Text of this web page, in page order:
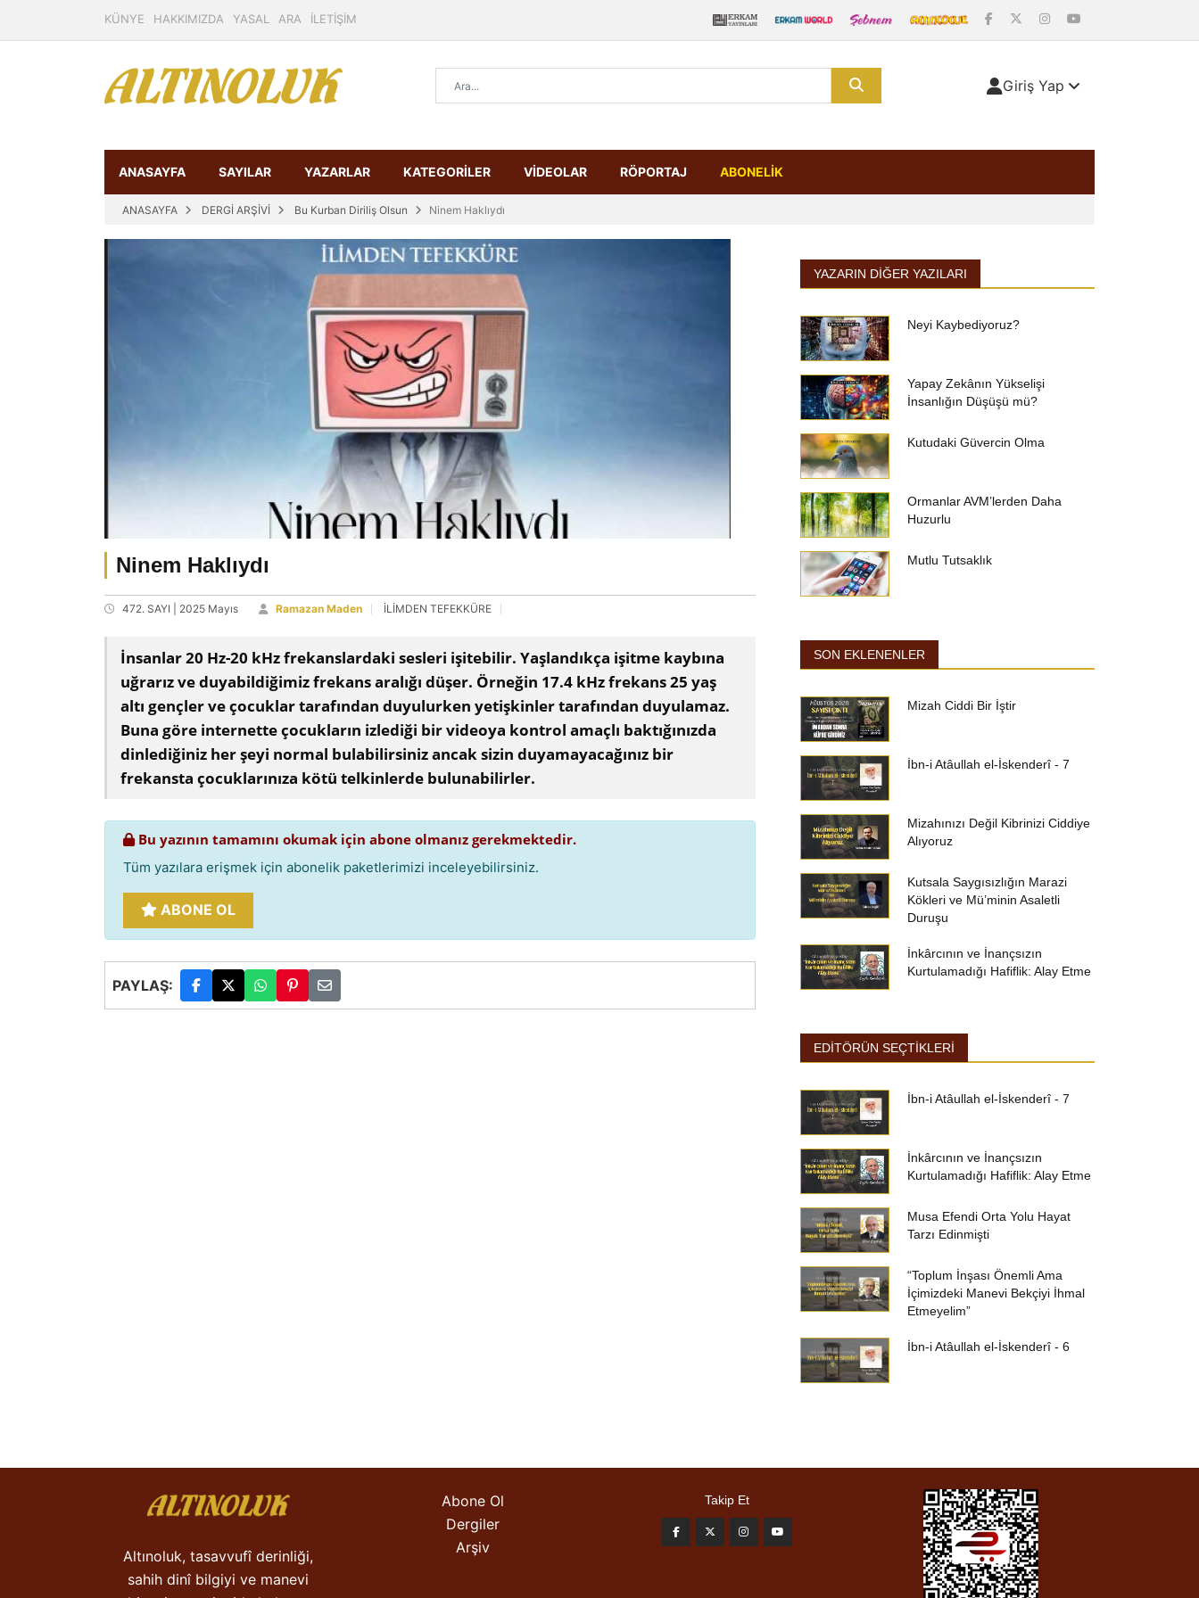
KÜNYE HAKKIMIZDA YASAL ARA İLETİŞİM
Giriş Yap
ANASAYFA SAYILAR YAZARLAR KATEGORİLER VİDEOLAR RÖPORTAJ ABONELİK
ANASAYFA DERGİ ARŞİVİ Bu Kurban Diriliş Olsun Ninem Haklıydı
Ninem Haklıydı
472. SAYI | 2025 Mayıs Ramazan Maden İLİMDEN TEFEKKÜRE
İnsanlar 20 Hz-20 kHz frekanslardaki sesleri işitebilir. Yaşlandıkça işitme kaybına
uğrarız ve duyabildiğimiz frekans aralığı düşer. Örneğin 17.4 kHz frekans 25 yaş
altı gençler ve çocuklar tarafından duyulurken yetişkinler tarafından duyulamaz.
Buna göre internette çocukların izlediği bir videoya kontrol amaçlı baktığınızda
dinlediğiniz her şeyi normal bulabilirsiniz ancak sizin duyamayacağınız bir
frekansta çocuklarınıza kötü telkinlerde bulunabilirler.
Bu yazının tamamını okumak için abone olmanız gerekmektedir.
Tüm yazılara erişmek için abonelik paketlerimizi inceleyebilirsiniz.
ABONE OL
PAYLAŞ:
YAZARIN DIĞER YAZILARI
Neyi Kaybediyoruz?
Yapay Zekânın Yükselişi
İnsanlığın Düşüşü mü?
Kutudaki Güvercin Olma
Ormanlar AVM’lerden Daha
Huzurlu
Mutlu Tutsaklık
SON EKLENENLER
Mizah Ciddi Bir İştir
İbn-i Atâullah el-İskenderî - 7
Mizahınızı Değil Kibrinizi Ciddiye
Alıyoruz
Kutsala Saygısızlığın Marazi
Kökleri ve Mü’minin Asaletli
Duruşu
İnkârcının ve İnançsızın
Kurtulamadığı Hafiflik: Alay Etme
EDİTÖRÜN SEÇTİKLERİ
İbn-i Atâullah el-İskenderî - 7
İnkârcının ve İnançsızın
Kurtulamadığı Hafiflik: Alay Etme
Musa Efendi Orta Yolu Hayat
Tarzı Edinmişti
“Toplum İnşası Önemli Ama
İçimizdeki Manevi Bekçiyi İhmal
Etmeyelim”
İbn-i Atâullah el-İskenderî - 6
Altınoluk, tasavvufî derinliği,
sahih dinî bilgiyi ve manevi
Abone Ol
Dergiler
Arşiv
Takip Et